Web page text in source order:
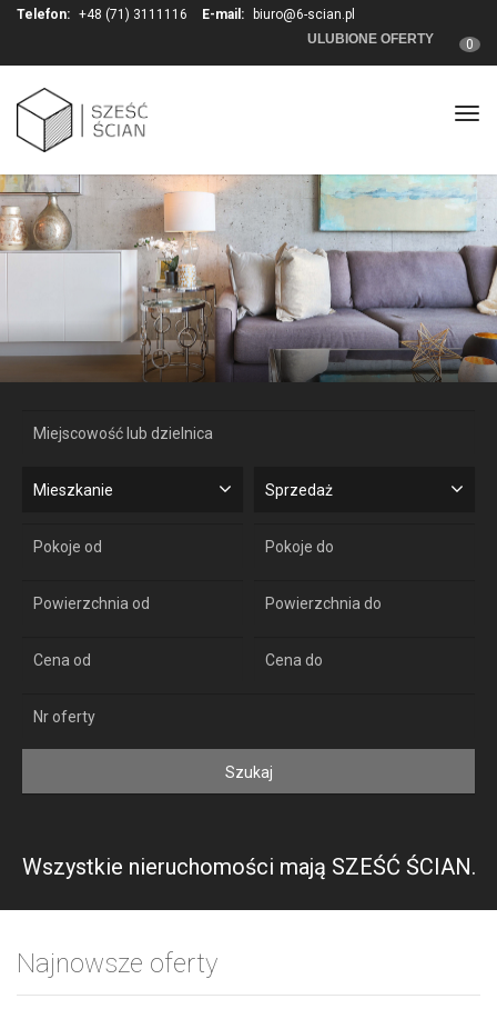
Telefon: +48 (71) 3111116 E-mail:
biuro@6-scian.pl
ULUBIONE OFERTY
0
Mieszkanie Sprzedaż
Wszystkie nieruchomości mają SZEŚĆ ŚCIAN.
Najnowsze oferty